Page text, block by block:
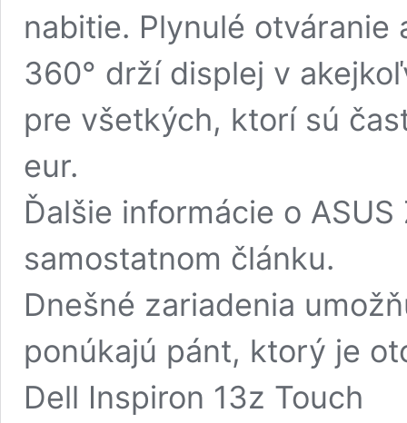
nabitie. Plynulé otváranie
360° drží displej v
pre všetkých, ktorí sú
eur.
Ďalšie informácie o
samostatnom článku.
Dnešné zariadenia
ponúkajú pánt, ktorý je
Dell Inspiron 13z Touch